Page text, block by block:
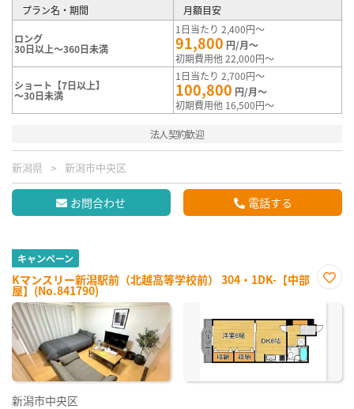
プラン名・期間 月額目安
ロング
30日以上～360日未満
1日当たり 2,400円～
91,800 円/月～
初期費用他 22,000円～
ショート【7日以上】
～30日未満
1日当たり 2,700円～
100,800 円/月～
初期費用他 16,500円～
法人契約歓迎
新潟県 新潟市中央区
お問合わせ 電話する
キャンペーン
Kマンスリー新潟駅前（北越高等学校前） 304・1DK-【中部
屋】(No.841790)
に入
録
新潟市中央区